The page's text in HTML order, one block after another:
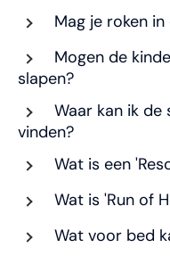
Mag je roken
Mogen de
slapen?
Waar kan ik
vinden?
Wat is een
Wat is 'Run of
Wat voor bed